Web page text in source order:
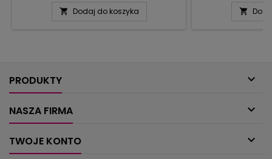
szydełkowe serca), a i też bez okazji
 Dodaj do koszyka 
PRODUKTY 
NASZA FIRMA 
TWOJE KONTO 